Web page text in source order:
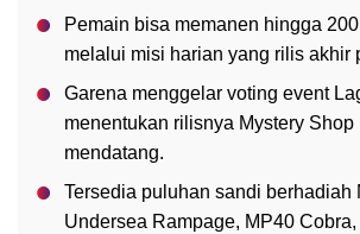
Pemain bisa memanen hingga
melalui misi harian yang rilis akhir
Garena menggelar voting event
menentukan rilisnya Mystery Shop
mendatang.
Tersedia puluhan sandi berhadiah
Undersea Rampage, MP40